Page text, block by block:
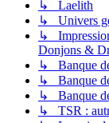
↳ Laelith
↳ Univers
↳
Donjons &
↳ Banque
↳ Banque
↳ Banque
↳ TSR :